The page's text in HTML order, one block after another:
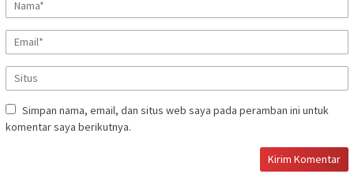
Simpan nama, email, dan situs web saya pada peramban ini untuk
komentar saya berikutnya.